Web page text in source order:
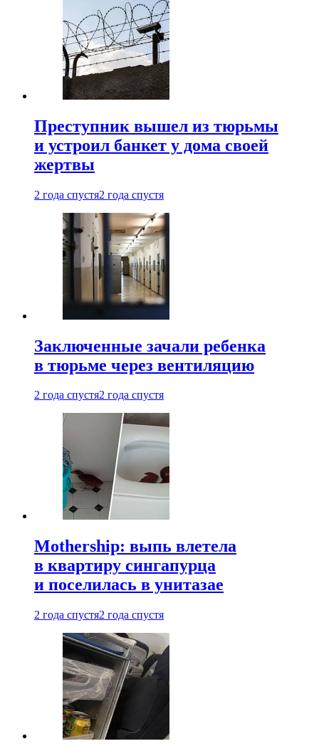
Преступник вышел из тюрьмы
и устроил банкет у дома своей
жертвы
2 года спустя2 года спустя
Заключенные зачали ребенка
в тюрьме через вентиляцию
2 года спустя2 года спустя
Mothership: выпь влетела
в квартиру сингапурца
и поселилась в унитазае
2 года спустя2 года спустя